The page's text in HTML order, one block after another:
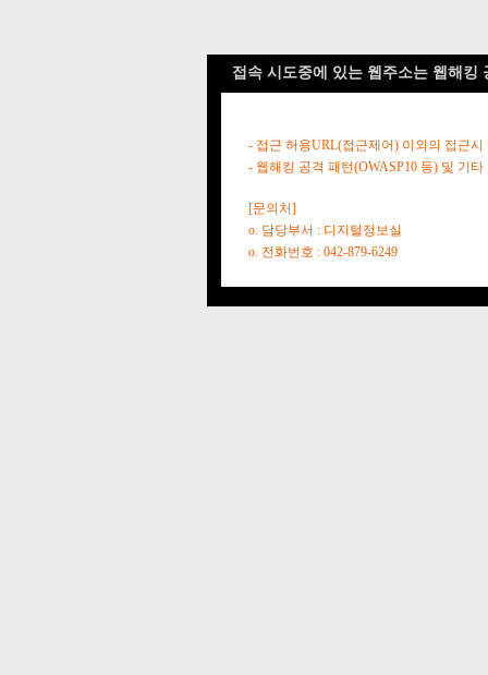
접속 시도중에 있는 웹주소는 웹해킹
- 접근 허용URL(접근제어) 이외의 접근시
- 웹해킹 공격 패턴(OWASP10 등) 및 기
[문의처]
o. 담당부서 : 디지털정보실
o. 전화번호 : 042-879-6249